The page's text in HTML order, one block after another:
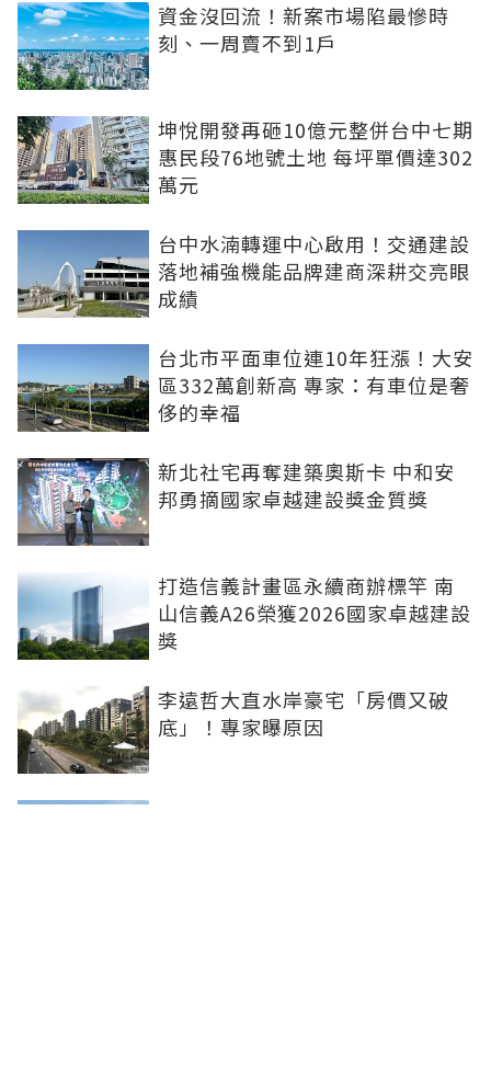
資金沒回流！新案市場陷最慘時
刻、一周賣不到1戶
坤悅開發再砸10億元整併台中七期
惠民段76地號土地 每坪單價達302
萬元
台中水湳轉運中心啟用！交通建設
落地補強機能品牌建商深耕交亮眼
成績
台北市平面車位連10年狂漲！大安
區332萬創新高 專家：有車位是奢
侈的幸福
新北社宅再奪建築奧斯卡 中和安
邦勇摘國家卓越建設獎金質獎
打造信義計畫區永續商辦標竿 南
山信義A26榮獲2026國家卓越建設
獎
李遠哲大直水岸豪宅「房價又破
底」！專家曝原因